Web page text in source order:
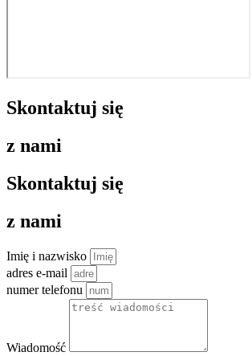
Skontaktuj się
z nami
Skontaktuj się
z nami
Imię i nazwisko
adres e-mail
numer telefonu
Wiadomość